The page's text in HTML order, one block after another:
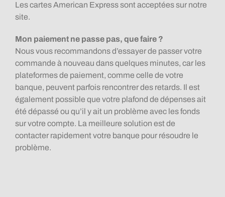
Les cartes American Express sont acceptées sur notre
site.
Mon paiement ne passe pas, que faire ?
Nous vous recommandons d’essayer de passer votre
commande à nouveau dans quelques minutes, car les
plateformes de paiement, comme celle de votre
banque, peuvent parfois rencontrer des retards. Il est
également possible que votre plafond de dépenses ait
été dépassé ou qu’il y ait un problème avec les fonds
sur votre compte. La meilleure solution est de
contacter rapidement votre banque pour résoudre le
problème.